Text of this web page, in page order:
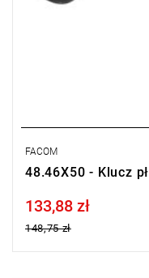
FACOM
48.46X50 - Klucz
Price tax included
133,88 zł
148,75 zł